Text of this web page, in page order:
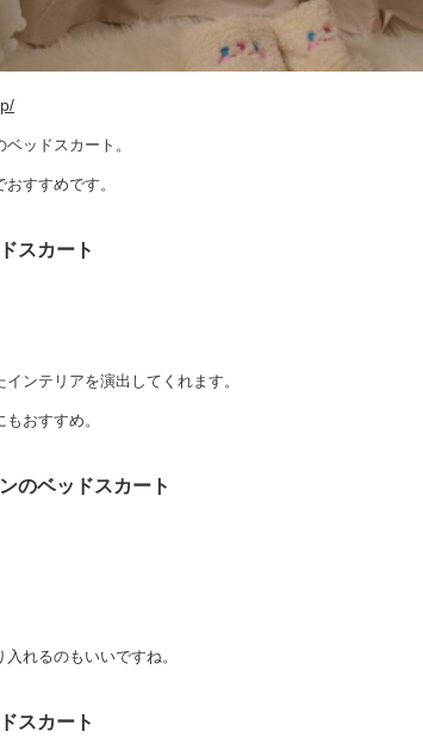
ッドスカート。
すすめです。
スカート
ンテリアを演出してくれます。
おすすめ。
のベッドスカート
れるのもいいですね。
スカート